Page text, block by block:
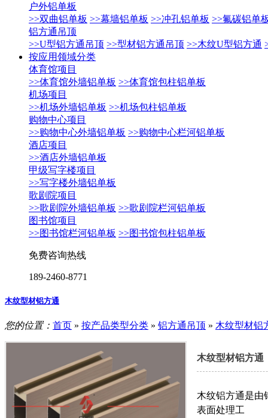
户外铝单板
>>双曲铝单板 >>幕墙铝单板 >>冲孔铝单板 >>氟碳铝单
铝方通吊顶
>>U型铝方通吊顶 >>型材铝方通吊顶 >>木纹U型铝方通
按应用领域分类
体育馆项目
>>体育馆外墙铝单板 >>体育馆包柱铝单板
机场项目
>>机场外墙铝单板 >>机场包柱铝单板
购物中心项目
>>购物中心外墙铝单板 >>购物中心栏河铝单板
酒店项目
>>酒店外墙铝单板
甲级写字楼项目
>>写字楼外墙铝单板
歌剧院项目
>>歌剧院外墙铝单板 >>歌剧院栏河铝单板
图书馆项目
>>图书馆栏河铝单板 >>图书馆包柱铝单板
免费咨询热线
189-2460-8771
木纹型材铝方通
您的位置： 首页 » 按产品类型分类 » 铝方通吊顶 » 木纹型材铝
木纹型材铝方通
木纹铝方通是由
表面处理工